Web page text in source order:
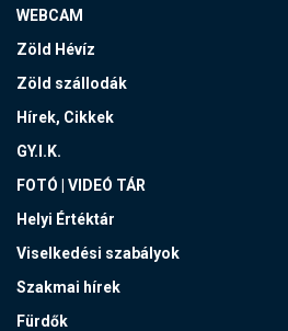
WEBCAM
Zöld Hévíz
Zöld szállodák
Hírek, Cikkek
GY.I.K.
FOTÓ | VIDEÓ TÁR
Helyi Értéktár
Viselkedési szabályok
Szakmai hírek
Fürdők